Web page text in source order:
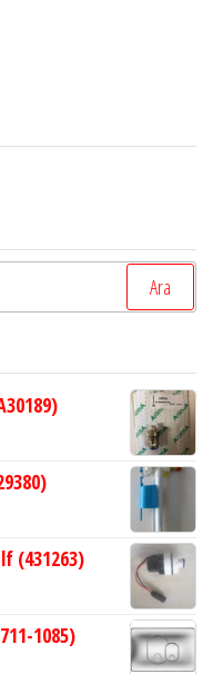
(431263)
1085)